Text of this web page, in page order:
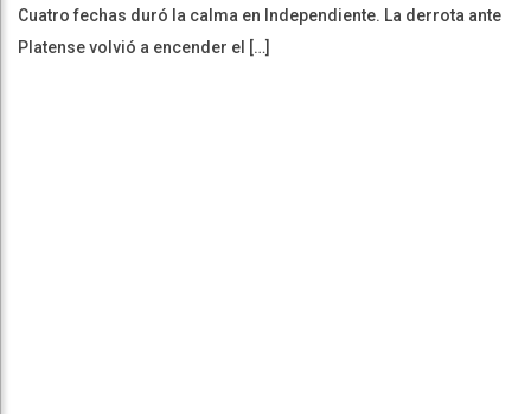
Cuatro fechas duró la calma en Independiente. La derrota ante
Platense volvió a encender el […]